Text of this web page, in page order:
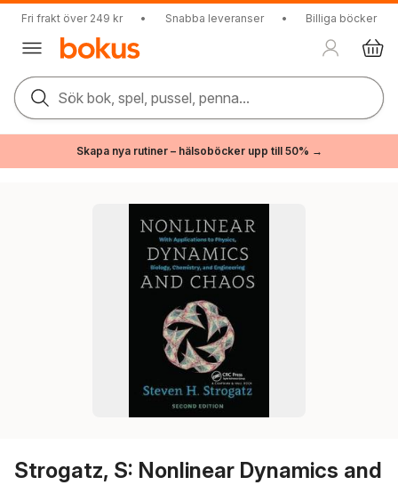
Fri frakt över 249 kr • Snabba leveranser • Billiga böcker
Sök bok, spel, pussel, penna...
Skapa nya rutiner – hälsoböcker upp till 50% →
Strogatz, S: Nonlinear Dynamics and